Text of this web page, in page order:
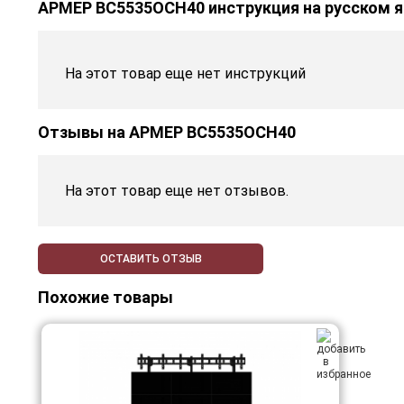
АРМЕР ВС5535ОСН40 инструкция на русском
На этот товар еще нет инструкций
Отзывы наАРМЕР ВС5535ОСН40
На этот товар еще нет отзывов.
ОСТАВИТЬ ОТЗЫВ
Похожие товары